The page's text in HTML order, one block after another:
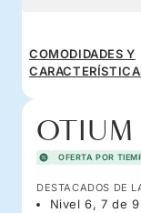
COMODIDADES Y
OTIUM
OFERTA POR
DESTACADOS DE
Nivel 6, 7 de 9